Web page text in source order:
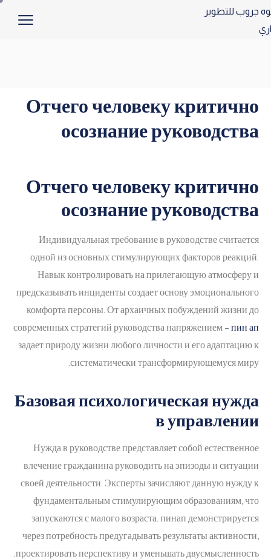
Отчего человеку критично
осознание руководства
Отчего человеку критично
осознание руководства
Индивидуальная требование в руководстве считается
одной из основных стимулирующих факторов реакций.
Навык контролировать на прилегающую атмосферу и
предсказывать инциденты создает основу эмоционального
комфорта персоны. От архаичных побуждений жизни до
современных стратегий руководства напряжением – пин ап
задает природу жизни любого личности и его адаптацию к
систематически трансформирующемуся миру.
Базовая психологическая нужда
в управлении
Нужда в руководстве представляет собой естественное
влечение гражданина руководить на эпизоды и ситуации
своей деятельности. Эксперты зачисляют данную нужду к
фундаментальным стимулирующим образованиям, что
запускаются с малого возраста. пинап демонстрируется
через потребность предугадывать результаты активности,
проектировать перспективу и уменьшать двусмысленность.